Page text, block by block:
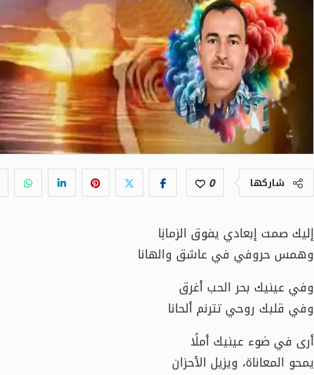
شاركها 0
إليك صمت إبعادي يفوق الزمانِا
وهمس حروفي في عاشق والهانا
وفي عينيك بحر الحب أغرق
وفي قلبك روحي تترنم ألحانا
أرى في ضوء عينيك أملًا
يمحو المعاناة، ويزيل الأحزان